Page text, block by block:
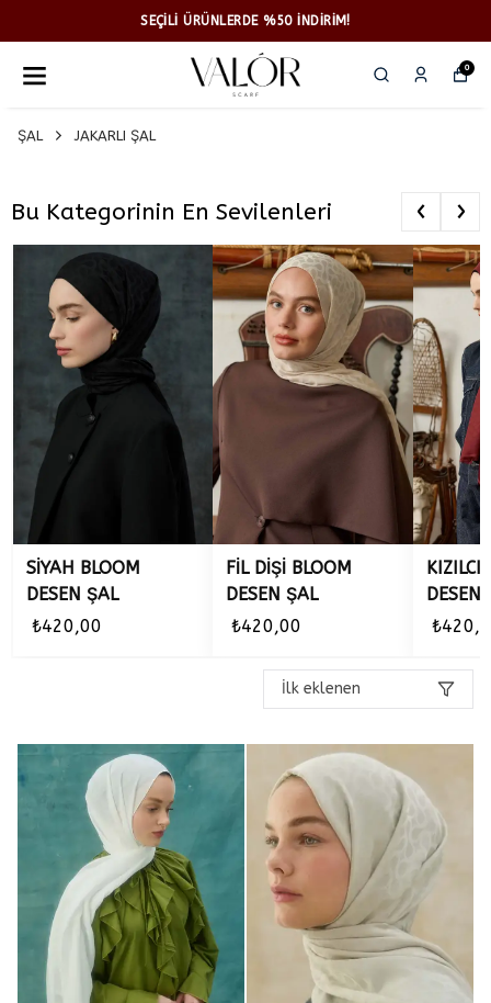
SEÇİLİ ÜRÜNLERDE %50 İNDİRİM!
0
ŞAL JAKARLI ŞAL
Bu Kategorinin En Sevilenleri ‹ ›
SİYAH BLOOM
DESEN ŞAL
₺420,00
FİL DİŞİ BLOOM
DESEN ŞAL
₺420,00
DESEN
İlk eklenen